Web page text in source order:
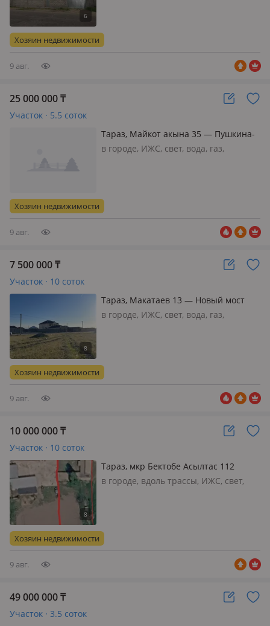
огороженно. На ограждение ушло
около 7.000.000 тенге. Участок
Хозяин недвижимости
9 авг.
25 000 000₸
Участок · 5.5 соток
Тараз, Майкот акына 35 — Пушкина-
пр. Жамбыла
в городе, ИЖС, свет, вода, газ,
Хозяин недвижимости
9 авг.
7 500 000₸
Участок · 10 соток
Тараз, Макатаев 13 — Новый мост
в городе, ИЖС, свет, вода, газ,
новый асфальт. Улица полностью
застроен. Школа, садик. Твердый
Хозяин недвижимости
9 авг.
10 000 000₸
Участок · 10 соток
Тараз, мкр Бектобе Асылтас 112
в городе, вдоль трассы, ИЖС, свет,
Хозяин недвижимости
9 авг.
49 000 000₸
Участок · 3.5 соток